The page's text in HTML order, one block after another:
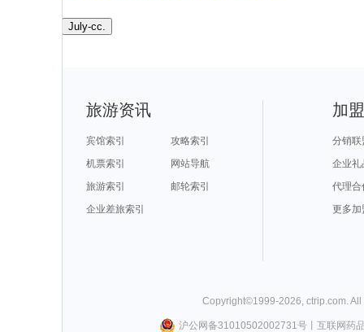
July-cc.
旅游资讯
宾馆索引
攻略索引
机票索引
网站导航
旅游索引
邮轮索引
企业差旅索引
加
分销联
企业礼
代理合
更多加
Copyright©1999-2026 ctrip.com .
沪公网备31010502002731号丨 互联网药